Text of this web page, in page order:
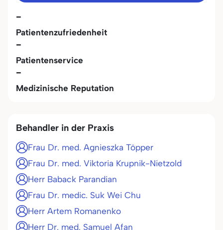
-
Patientenzufriedenheit
-
Patientenservice
-
Medizinische Reputation
Behandler in der Praxis
Frau Dr. med. Agnieszka Töpper
Frau Dr. med. Viktoria Krupnik-Nietzold
Herr Baback Parandian
Frau Dr. medic. Suk Wei Chu
Herr Artem Romanenko
Herr Dr. med. Samuel Afan